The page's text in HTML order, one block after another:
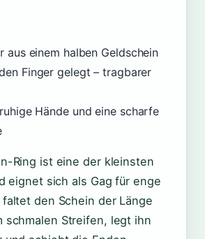
aus einem halben Geldschein
Finger gelegt – tragbarer
Hände und eine scharfe
Ring ist eine der kleinsten
eignet sich als Gag für enge
den Schein der Länge
schmalen Streifen, legt ihn